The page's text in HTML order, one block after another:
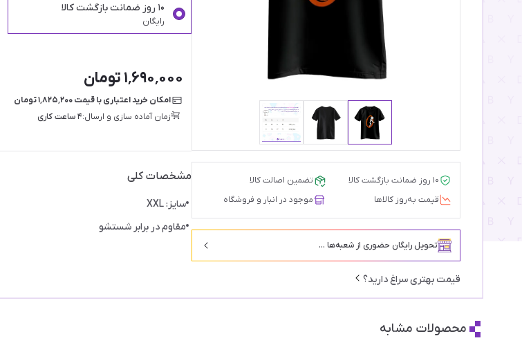
۱۰ روز ضمانت بازگشت کالا
تضمین اصالت کالا
قیمت‌ به‌روز کالاها
موجود در انبار و فروشگاه
تحویل رایگان حضوری از شعبه‌ها ...
قیمت بهتری سراغ دارید؟
۱۰ روز ضمانت بازگشت کالا
رایگان
۱٬۶۹۰٬۰۰۰ تومان
امکان خرید اعتباری با قیمت ۱٬۸۲۵٬۲۰۰ تومان
زمان آماده سازی و ارسال:۴ ساعت کاری
مشخصات کلی
سایز: XXL
مقاوم در برابر شستشو
محصولات مشابه